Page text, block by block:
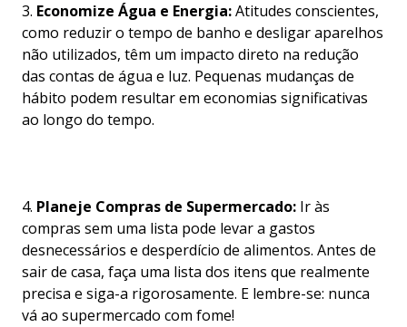
3. Economize Água e Energia:Atitudes conscientes,
como reduzir o tempo de banho e desligar aparelhos
não utilizados, têm um impacto direto na redução
das contas de água e luz. Pequenas mudanças de
hábito podem resultar em economias significativas
ao longo do tempo.
4. Planeje Compras de Supermercado: Ir às
compras sem uma lista pode levar a gastos
desnecessários e desperdício de alimentos. Antes de
sair de casa, faça uma lista dos itens que realmente
precisa e siga-a rigorosamente. E lembre-se: nunca
vá ao supermercado com fome!